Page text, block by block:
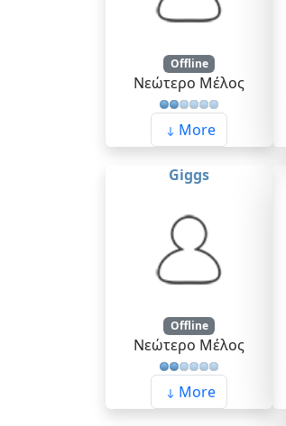
Offline
Νεώτερο Μέλος
More
Giggs
Offline
Νεώτερο Μέλος
More